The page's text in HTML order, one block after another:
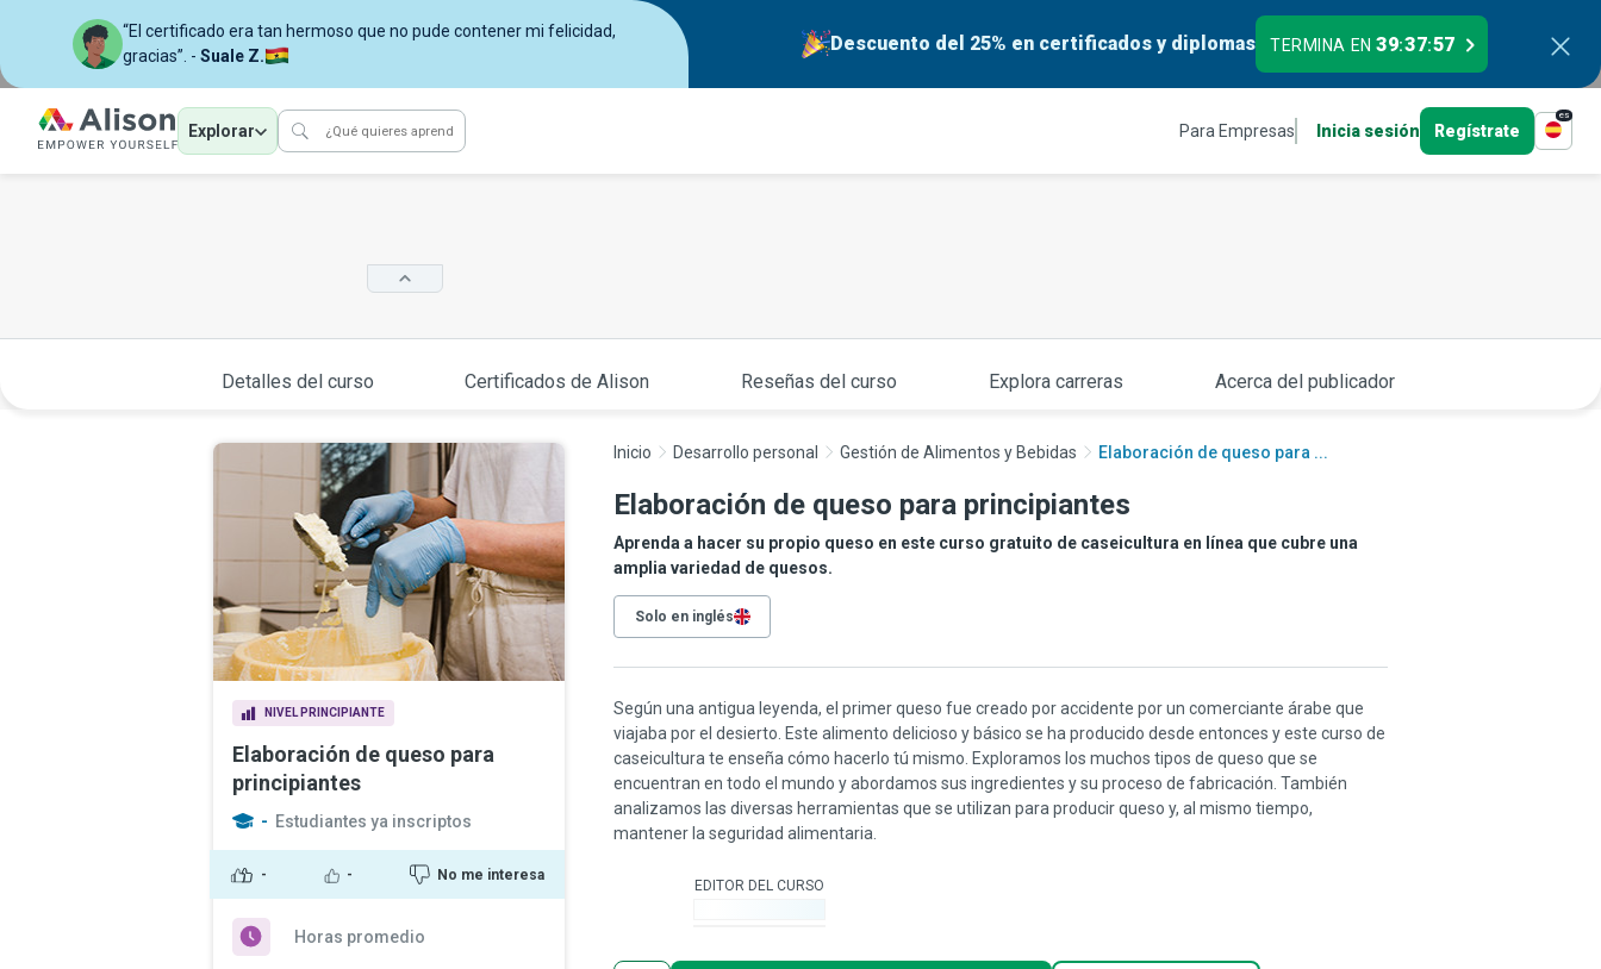
“El certificado era tan hermoso que no pude contener mi felicidad,
gracias”. - Suale Z.
Descuento del 25% en certificados y diplomas TERMINA EN39:37:56
Explorar Para Empresas Inicia sesión Regístrate
es
Detalles del curso Certificados de Alison Reseñas del curso Explora carreras Acerca del publicador
NIVEL PRINCIPIANTE
Elaboración de queso para
principiantes
- Estudiantes ya inscriptos
- - No me interesa
Horas promedio
Inicio Desarrollo personal Gestión de Alimentos y Bebidas Elaboración de queso para ...
Elaboración de queso para principiantes
Aprenda a hacer su propio queso en este curso gratuito de caseicultura en línea que cubre una
amplia variedad de quesos.
Solo en inglés
Según una antigua leyenda, el primer queso fue creado por accidente por un comerciante árabe que
viajaba por el desierto. Este alimento delicioso y básico se ha producido desde entonces y este curso de
caseicultura te enseña cómo hacerlo tú mismo. Exploramos los muchos tipos de queso que se
encuentran en todo el mundo y abordamos sus ingredientes y su proceso de fabricación. También
analizamos las diversas herramientas que se utilizan para producir queso y, al mismo tiempo,
mantener la seguridad alimentaria.
EDITOR DEL CURSO